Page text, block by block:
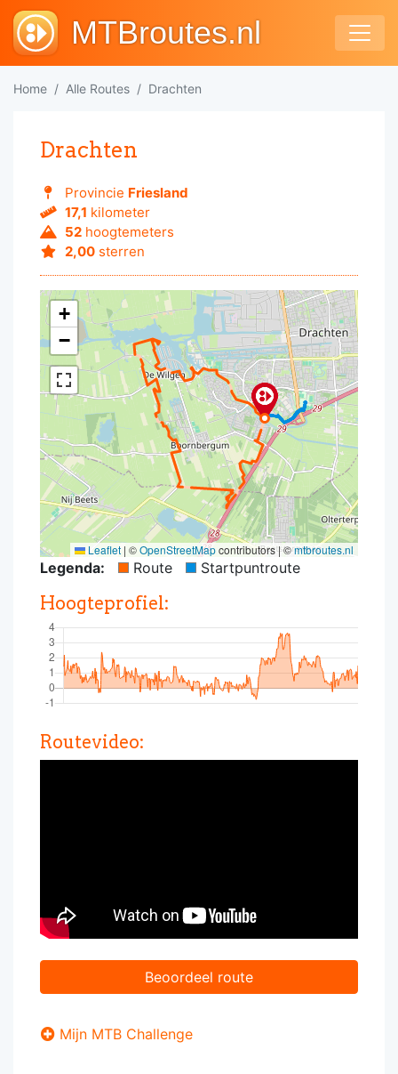
MTBroutes.nl
Home Alle Routes Drachten
Drachten
Provincie Friesland
17,1 kilometer
52hoogtemeters
2,00sterren
+
−
Leaflet | ©OpenStreetMapcontributors | ©mtbroutes.nl
Legenda: Route Startpuntroute
Hoogteprofiel:
Routevideo:
Beoordeel route
Mijn MTB Challenge